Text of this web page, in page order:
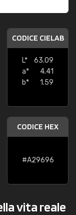
CODICE CIELAB
L*
63.09
a*
4.41
b*
1.59
CODICE HEX
#A29696
vita reale